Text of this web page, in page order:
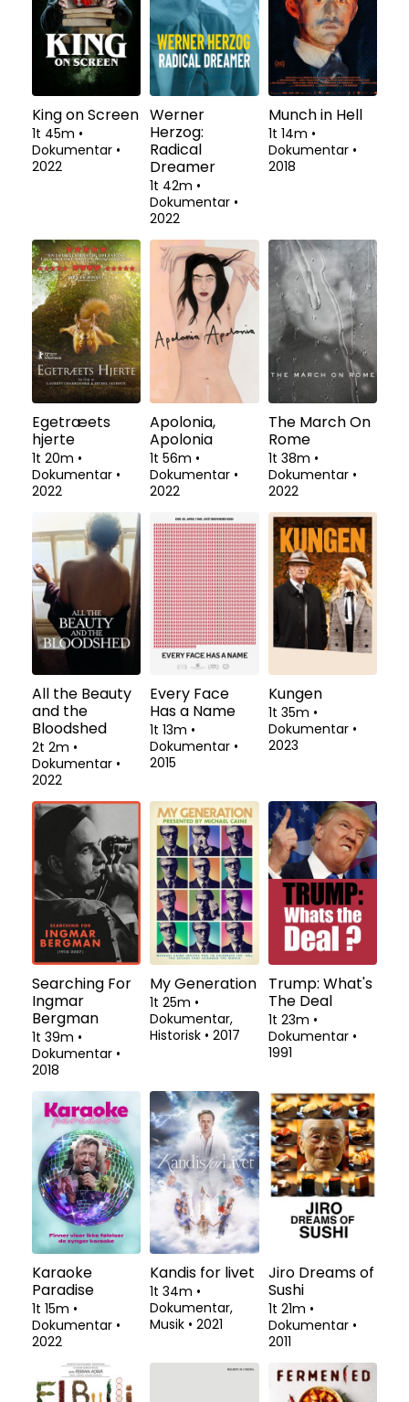
King on Screen
1t 45m •
Dokumentar •
2022
Werner
Herzog:
Radical
Dreamer
1t 42m •
Dokumentar •
2022
Munch in Hell
1t 14m •
Dokumentar •
2018
Egetræets
hjerte
1t 20m •
Dokumentar •
2022
Apolonia,
Apolonia
1t 56m •
Dokumentar •
2022
The March On
Rome
1t 38m •
Dokumentar •
2022
All the Beauty
and the
Bloodshed
2t 2m •
Dokumentar •
2022
Every Face
Has a Name
1t 13m •
Dokumentar •
2015
Kungen
1t 35m •
Dokumentar •
2023
Searching For
Ingmar
Bergman
1t 39m •
Dokumentar •
2018
My Generation
1t 25m •
Dokumentar,
Historisk • 2017
Trump: What's
The Deal
1t 23m •
Dokumentar •
1991
Karaoke
Paradise
1t 15m •
Dokumentar •
2022
Kandis for livet
1t 34m •
Dokumentar,
Musik • 2021
Jiro Dreams of
Sushi
1t 21m •
Dokumentar •
2011